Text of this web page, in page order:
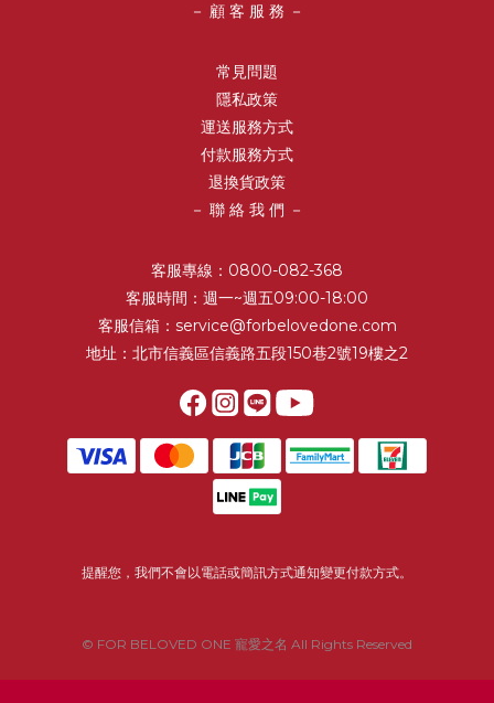
潤修護，最適合於酸後保養使用！不僅可以提供煥膚後的高保濕需
4：黃金藍銅玻尿酸保濕精華寵愛之名的藍銅系列是鐵粉口耳相傳的
好用，保濕力超強連敏感肌都能變得穩定！這瓶保濕精華不只有藍
銅胜肽保濕修護科技，還加入獨特生物螯合金，比一般金箔分子更
小更穩定，能舒緩肌膚不適、深度滋養受損肌膚！特殊的保濕成分
比傳統玻尿酸滲透性更好，能在短時間內高速提升保濕力，打造水
亮彈嫩發光肌！，30ml NT.1,600。寵愛之名必買5：杏仁花酸深層
痘痘粉刺、角質堆積、油脂過量，都能靠寵愛之名《杏仁花酸深層
煥膚淨白精華21%》找回滑嫩水煮蛋肌，為肌膚煥膚拋光、祛除油
光、淨化瑕疵，還加入亮白成分讓臉蛋自體發光~從肌底改善暗沉蠟
黃！15ml NT.880。
－ 顧 客 服 務 －
常見問題
隱私政策
運送服務方式
付款服務方式
退換貨政策
－ 聯 絡 我 們 －
客服專線：0800-082-368
客服時間：週一~週五09:00-18:00
客服信箱：service@forbelovedone.com
地址：北市信義區信義路五段150巷2號19樓之2
提醒您，我們不會以電話或簡訊方式通知變更付款方式。
© FOR BELOVED ONE 寵愛之名 All Rights Reserved